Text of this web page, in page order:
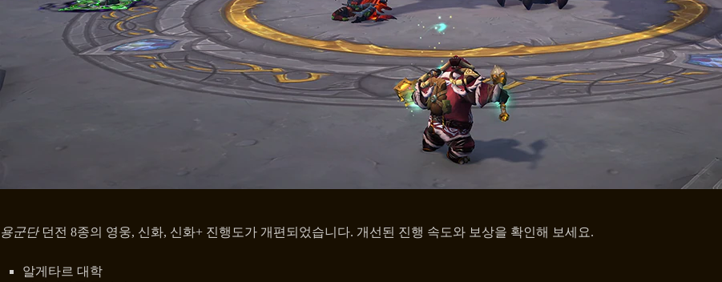
용군단던전 8종의 영웅, 신화, 신화+ 진행도가 개편되었습니다. 개선된 진행 속도와 보상을 확인해 보세요.
알게타르 대학